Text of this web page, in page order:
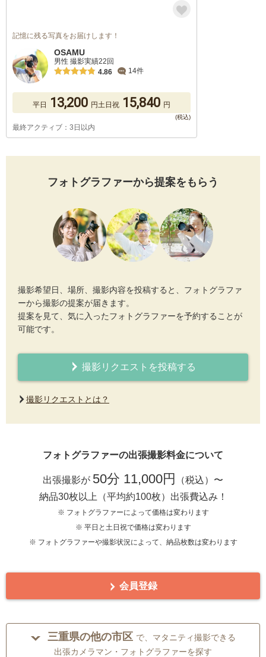
記憶に残る写真をお届けします！
OSAMU
男性 撮影実績22回
4.86
14件
平日 13,200 円土日祝 15,840 円
最終アクティブ：3日以内
フォトグラファーから提案をもらう
撮影希望日、場所、撮影内容を投稿すると、フォトグラファ
ーから撮影の提案が届きます。
提案を見て、気に入ったフォトグラファーを予約することが
可能です。
撮影リクエストを投稿する
撮影リクエストとは？
フォトグラファーの出張撮影料金について
出張撮影が 50分 11,000円
（税込）〜
納品30枚以上（平均約100枚）出張費込み！
※ フォトグラファーによって価格は変わります
※ 平日と土日祝で価格は変わります
※ フォトグラファーや撮影状況によって、納品枚数は変わります
会員登録
三重県の他の市区 で、マタニティ撮影できる
出張カメラマン・フォトグラファーを探す